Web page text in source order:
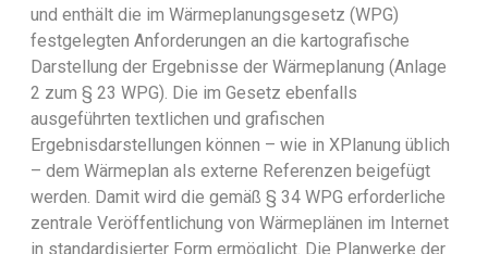
und enthält die im Wärmeplanungsgesetz (WPG)
festgelegten Anforderungen an die kartografische
Darstellung der Ergebnisse der Wärmeplanung (Anlage
2 zum § 23 WPG). Die im Gesetz ebenfalls
ausgeführten textlichen und grafischen
Ergebnisdarstellungen können – wie in XPlanung üblich
– dem Wärmeplan als externe Referenzen beigefügt
werden. Damit wird die gemäß § 34 WPG erforderliche
zentrale Veröffentlichung von Wärmeplänen im Internet
in standardisierter Form ermöglicht. Die Planwerke der